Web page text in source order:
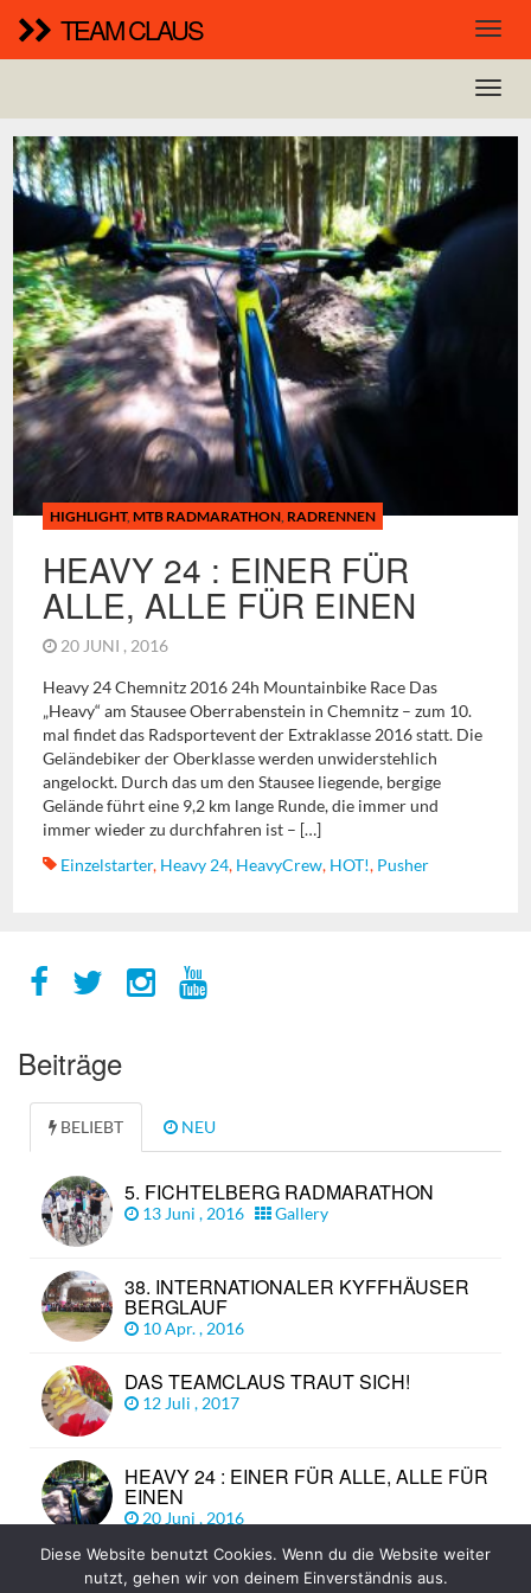
TEAM CLAUS
HIGHLIGHT, MTB RADMARATHON RADRENNEN
HEAVY 24 : EINER FÜR
ALLE, ALLE FÜR EINEN
20 JUNI , 2016
Heavy 24 Chemnitz 2016 24h Mountainbike Race Das
„Heavy“ am Stausee Oberrabenstein in Chemnitz – zum 10.
mal findet das Radsportevent der Extraklasse 2016 statt. Die
Geländebiker der Oberklasse werden unwiderstehlich
angelockt. Durch das um den Stausee liegende, bergige
Gelände führt eine 9,2 km lange Runde, die immer und
immer wieder zu durchfahren ist – […]
Einzelstarter, Heavy 24, HeavyCrew, HOT!, Pusher
Beiträge
BELIEBT NEU
5. FICHTELBERG RADMARATHON
13 Juni , 2016 Gallery
38. INTERNATIONALER KYFFHÄUSER
BERGLAUF
10 Apr. , 2016
DAS TEAMCLAUS TRAUT SICH!
12 Juli , 2017
HEAVY 24 : EINER FÜR ALLE, ALLE FÜR
EINEN
20 Juni , 2016
Diese Website benutzt Cookies. Wenn du die Website weiter
nutzt, gehen wir von deinem Einverständnis aus.